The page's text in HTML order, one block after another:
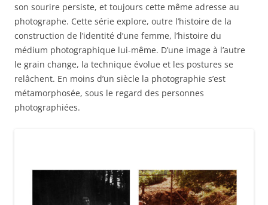
son sourire persiste, et toujours cette même adresse au
photographe. Cette série explore, outre l’histoire de la
construction de l’identité d’une femme, l’histoire du
médium photographique lui-même. D’une image à l’autre
le grain change, la technique évolue et les postures se
relâchent. En moins d’un siècle la photographie s’est
métamorphosée, sous le regard des personnes
photographiées.